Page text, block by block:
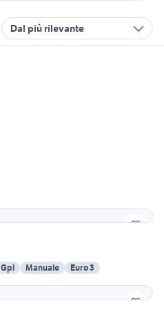
Dal più rilevante
Gpl Manuale
Euro 3